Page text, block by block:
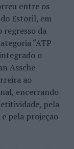
entre os
Estoril, em
regresso da
“ATP
o
Assche
ao
encerrando
pela
pela projeção